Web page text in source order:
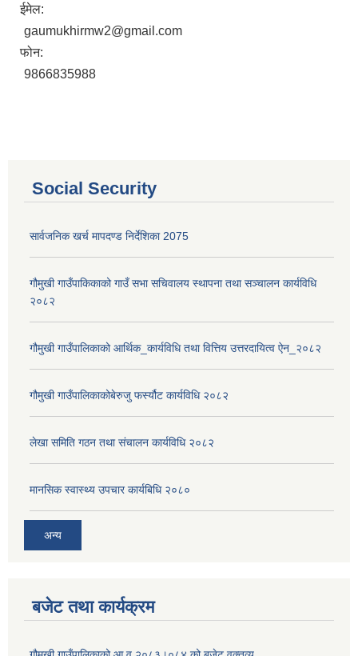
शाखागत-कार्यविरण
ईमेल:
gaumukhirmw2@gmail.com
फोन:
9866835988
Social Security
सार्वजनिक खर्च मापदण्ड निर्देशिका 2075
गौमुखी गाउँपाकिकाको गाउँ सभा सचिवालय स्थापना तथा सञ्चालन कार्यविधि
२०८२
गौमुखी गाउँपालिकाको आर्थिक_कार्यविधि तथा वित्तिय उत्तरदायित्व ऐन_२०८२
गौमुखी गाउँपालिकाकोबेरुजु फर्स्यौट कार्यविधि २०८२
लेखा समिति गठन तथा संचालन कार्यविधि २०८२
मानसिक स्वास्थ्य उपचार कार्यबिधि २०८०
अन्य
बजेट तथा कार्यक्रम